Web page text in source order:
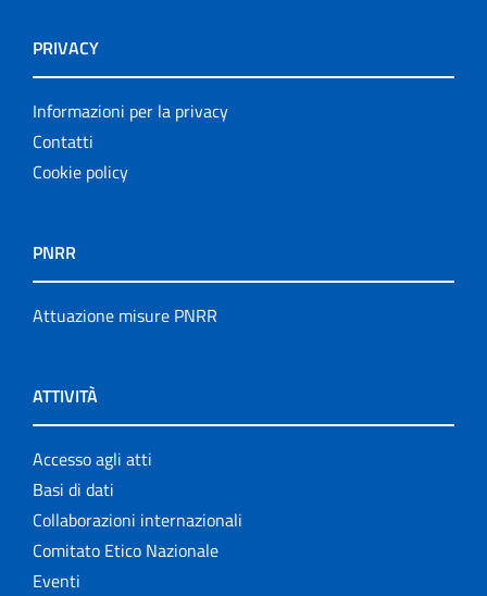
PRIVACY
Informazioni per la privacy
Contatti
Cookie policy
PNRR
Attuazione misure PNRR
ATTIVITÀ
Accesso agli atti
Basi di dati
Collaborazioni internazionali
Comitato Etico Nazionale
Eventi